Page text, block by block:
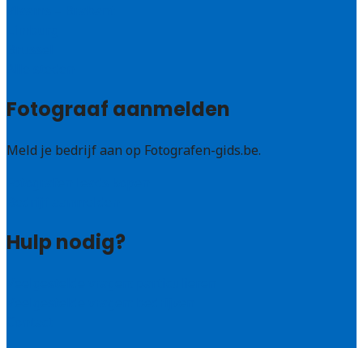
Fotograaf aanmelden
Meld je bedrijf aan op Fotografen-gids.be.
Hulp nodig?